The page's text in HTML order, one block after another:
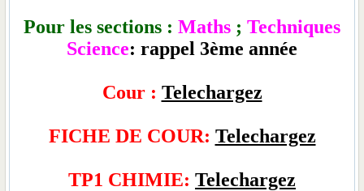
Pour les sections : Maths ; Techniques
Science: rappel 3ème année
Cour : Telechargez
FICHE DE COUR: Telechargez
TP1 CHIMIE: Telechargez